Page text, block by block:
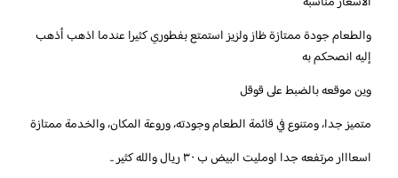
والطعام جودة ممتازة ظاز ولزيز استمتع بفطوري كثيرا عندما اذهب أذهب
إليه انصحكم به
وين موقعه بالضبط على قوقل
متميز جدا، ومتنوع في قائمة الطعام وجودته، وروعة المكان، والخدمة ممتازة